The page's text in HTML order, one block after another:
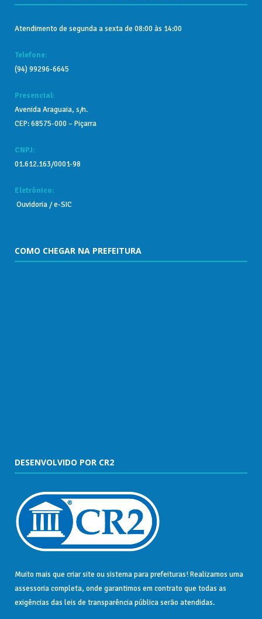
Atendimento de segunda a sexta de 08:00 às 14:00
Telefone:
(94) 99296-6645
Presencial:
Avenida Araguaia, s/n.
CEP: 68575-000 – Piçarra
CNPJ:
01.612.163/0001-98
Eletrônico:
Ouvidoria /e-SIC
COMO CHEGAR NA PREFEITURA
DESENVOLVIDO POR CR2
Muito mais que criar site ousistema para prefeituras! Realizamos uma
assessoriacompleta, onde garantimos em contrato que todas as
exigências das leis de transparência públicaserão atendidas.